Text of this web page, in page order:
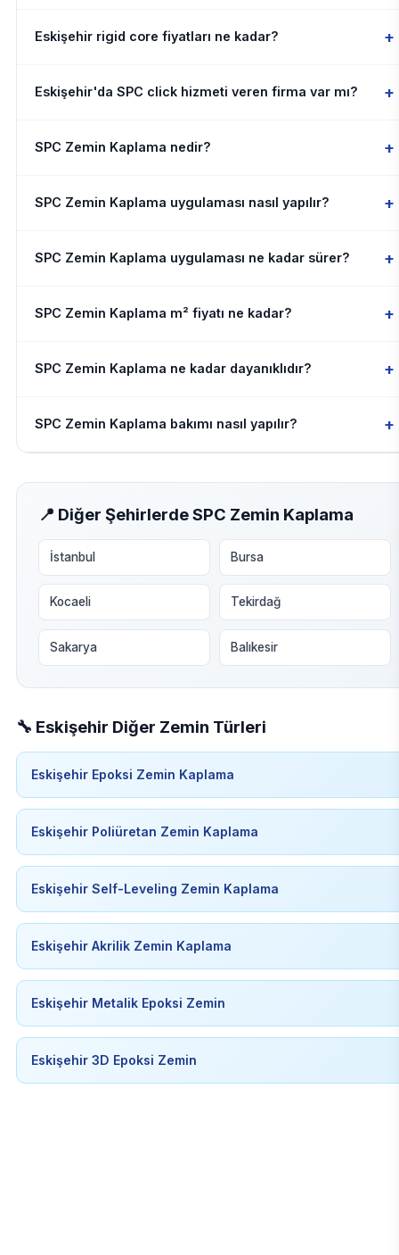
Eskişehir rigid core fiyatları ne kadar? +
Eskişehir'da SPC click hizmeti veren firma var mı? +
SPC Zemin Kaplama nedir? +
SPC Zemin Kaplama uygulaması nasıl yapılır? +
SPC Zemin Kaplama uygulaması ne kadar sürer? +
SPC Zemin Kaplama m² fiyatı ne kadar? +
SPC Zemin Kaplama ne kadar dayanıklıdır? +
SPC Zemin Kaplama bakımı nasıl yapılır? +
📍 Diğer Şehirlerde SPC Zemin Kaplama
İstanbul Bursa
Kocaeli Tekirdağ
Sakarya Balıkesir
🔧 Eskişehir Diğer Zemin Türleri
Eskişehir Epoksi Zemin Kaplama
Eskişehir Poliüretan Zemin Kaplama
Eskişehir Self-Leveling Zemin Kaplama
Eskişehir Akrilik Zemin Kaplama
Eskişehir Metalik Epoksi Zemin
Eskişehir 3D Epoksi Zemin